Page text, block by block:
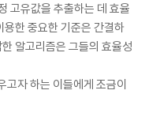
고유값을 추출하는 데 효율
용한 중요한 기준은 간결하
알고리즘은 그들의 효율성
자 하는 이들에게 조금이